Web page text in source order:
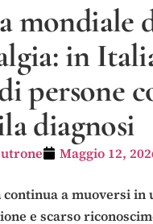
mondiale
in
persone
diagnosi
Maggio 12,
continua a muoversi in
e scarso